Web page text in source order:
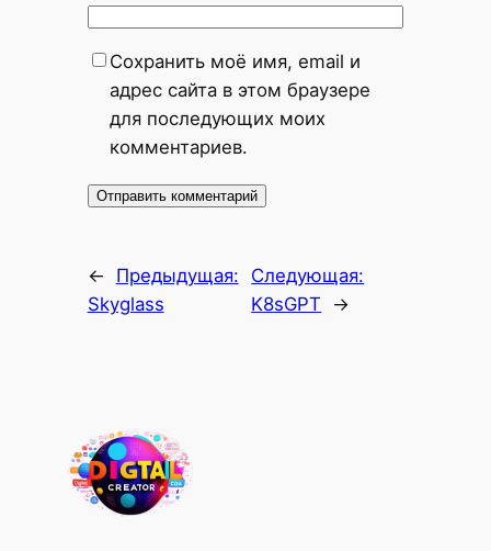
Сохранить моё имя, email и
адрес сайта в этом браузере
для последующих моих
комментариев.
←
Предыдущая:
Skyglass
Следующая:
K8sGPT
→